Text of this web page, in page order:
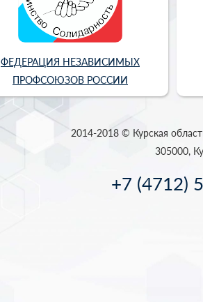
ФЕДЕРАЦИЯ НЕЗАВИСИМЫХ
ПРОФСОЮЗОВ РОССИИ
2014-2018 © Курская
305000,
+7 (4712)